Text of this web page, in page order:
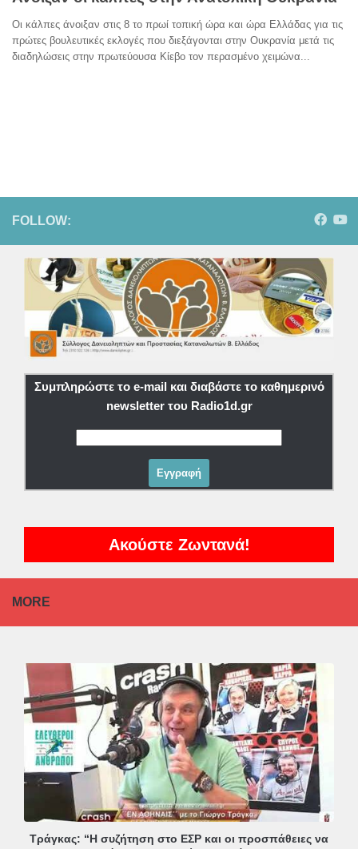
Οι κάλπες άνοιξαν στις 8 το πρωί τοπική ώρα και ώρα Ελλάδας για τις
πρώτες βουλευτικές εκλογές που διεξάγονται στην Ουκρανία μετά τις
διαδηλώσεις στην πρωτεύουσα Κίεβο τον περασμένο χειμώνα...
FOLLOW:
Συμπληρώστε το e-mail και διαβάστε το καθημερινό
newsletter του Radio1d.gr
Ακούστε Ζωντανά!
MORE
Τράγκας: “Η συζήτηση στο ΕΣΡ και οι προσπάθειες να